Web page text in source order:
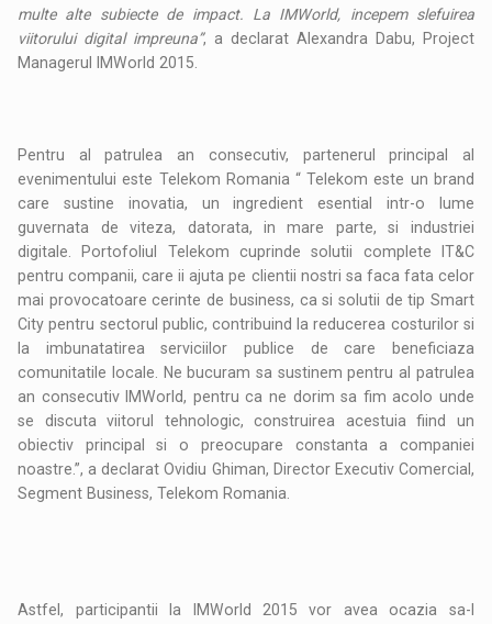
multe alte subiecte de impact. La IMWorld, incepem slefuirea
viitorului digital impreuna”, a declarat Alexandra Dabu, Project
Managerul IMWorld 2015.
Pentru al patrulea an consecutiv, partenerul principal al
evenimentului este Telekom Romania “ Telekom este un brand
care sustine inovatia, un ingredient esential intr-o lume
guvernata de viteza, datorata, in mare parte, si industriei
digitale. Portofoliul Telekom cuprinde solutii complete IT&C
pentru companii, care ii ajuta pe clientii nostri sa faca fata celor
mai provocatoare cerinte de business, ca si solutii de tip Smart
City pentru sectorul public, contribuind la reducerea costurilor si
la imbunatatirea serviciilor publice de care beneficiaza
comunitatile locale. Ne bucuram sa sustinem pentru al patrulea
an consecutiv IMWorld, pentru ca ne dorim sa fim acolo unde
se discuta viitorul tehnologic, construirea acestuia fiind un
obiectiv principal si o preocupare constanta a companiei
noastre.”, a declarat Ovidiu Ghiman, Director Executiv Comercial,
Segment Business, Telekom Romania.
Astfel, participantii la IMWorld 2015 vor avea ocazia sa-l